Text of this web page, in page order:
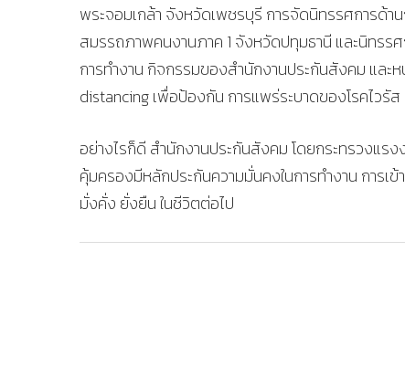
พระจอมเกล้า จังหวัดเพชรบุรี การจัดนิทรรศการ
สมรรถภาพคนงานภาค 1 จังหวัดปทุมธานี และนิทรร
การทํางาน กิจกรรมของสํานักงานประกันสังคม และ
distancing เพื่อป้องกัน การแพร่ระบาดของโรคไวรัส
อย่างไรก็ดี สํานักงานประกันสังคม โดยกระทรวงแร
คุ้มครองมีหลักประกันความมั่นคงในการทํางาน การ
มั่งคั่ง ยั่งยืน ในชีวิตต่อไป